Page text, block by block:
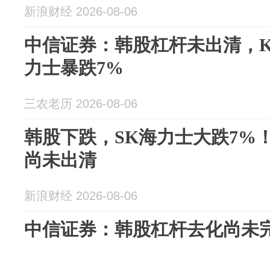
新浪财经 2026-08-06
中信证券：韩股杠杆未出清，
力士暴跌7%
三农老历 2026-08-06
韩股下跌，SK海力士大跌7%
尚未出清
新浪财经 2026-08-06
中信证券：韩股杠杆去化尚未